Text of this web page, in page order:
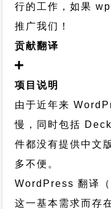
行的工作，如果
推广我们！
贡献翻译
项目说明
由于近年来
慢，同时包括
件都没有提供中文
多不便。
WordPress 翻译
这一基本需求而存